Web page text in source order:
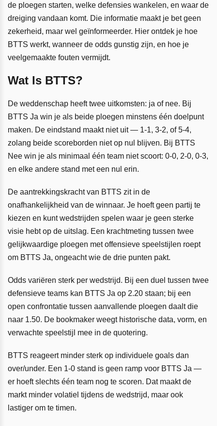
de ploegen starten, welke defensies wankelen, en waar de
dreiging vandaan komt. Die informatie maakt je bet geen
zekerheid, maar wel geïnformeerder. Hier ontdek je hoe
BTTS werkt, wanneer de odds gunstig zijn, en hoe je
veelgemaakte fouten vermijdt.
Wat Is BTTS?
De weddenschap heeft twee uitkomsten: ja of nee. Bij
BTTS Ja win je als beide ploegen minstens één doelpunt
maken. De eindstand maakt niet uit — 1-1, 3-2, of 5-4,
zolang beide scoreborden niet op nul blijven. Bij BTTS
Nee win je als minimaal één team niet scoort: 0-0, 2-0, 0-3,
en elke andere stand met een nul erin.
De aantrekkingskracht van BTTS zit in de
onafhankelijkheid van de winnaar. Je hoeft geen partij te
kiezen en kunt wedstrijden spelen waar je geen sterke
visie hebt op de uitslag. Een krachtmeting tussen twee
gelijkwaardige ploegen met offensieve speelstijlen roept
om BTTS Ja, ongeacht wie de drie punten pakt.
Odds variëren sterk per wedstrijd. Bij een duel tussen twee
defensieve teams kan BTTS Ja op 2.20 staan; bij een
open confrontatie tussen aanvallende ploegen daalt die
naar 1.50. De bookmaker weegt historische data, vorm, en
verwachte speelstijl mee in de quotering.
BTTS reageert minder sterk op individuele goals dan
over/under. Een 1-0 stand is geen ramp voor BTTS Ja —
er hoeft slechts één team nog te scoren. Dat maakt de
markt minder volatiel tijdens de wedstrijd, maar ook
lastiger om te timen.